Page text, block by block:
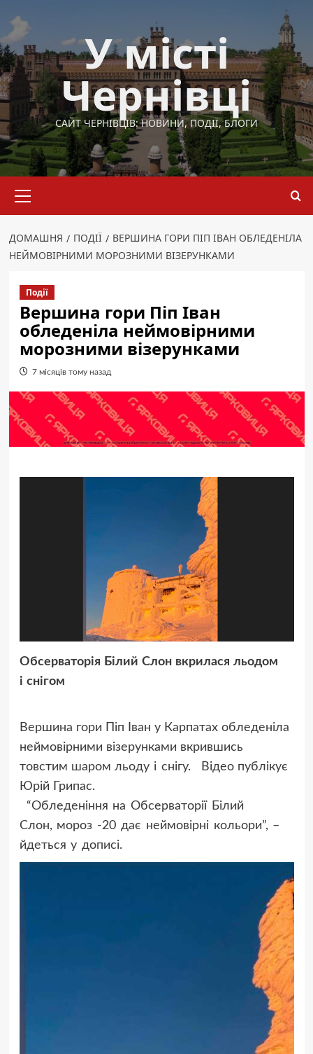
до
вмісту
У місті
Чернівці
САЙТ ЧЕРНІВЦІВ: НОВИНИ, ПОДІЇ, БЛОГИ
меню
ДОМАШНЯ ПОДІЇ
ВЕРШИНА ГОРИ ПІП ІВАН ОБЛЕДЕНІЛА
НЕЙМОВІРНИМИ МОРОЗНИМИ ВІЗЕРУНКАМИ
Події
Вершина гори Піп Іван
обледеніла неймовірними
морозними візерунками
7 місяців тому назад
Обсерваторія Білий Слон вкрилася льодом
і снігом
Вершина гори Піп Іван у Карпатах обледеніла
неймовірними візерунками вкрившись
товстим шаром льоду і снігу. Відео публікує
Юрій Грипас.
“Обледеніння на Обсерваторії Білий
Слон, мороз -20 дає неймовірні кольори”, –
йдеться у дописі.